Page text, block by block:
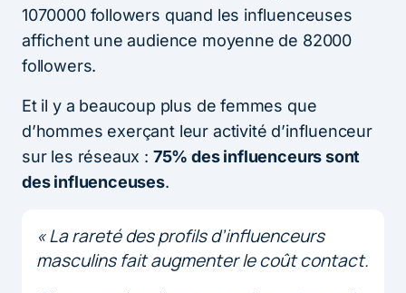
1070000 followers quand les influenceuses
affichent une audience moyenne de 82000
followers.
Et il y a beaucoup plus de femmes que
d’hommes exerçant leur activité d’influenceur
sur les réseaux : 75% des influenceurs sont
des influenceuses.
« La rareté des profils d’influenceurs
masculins fait augmenter le coût contact.